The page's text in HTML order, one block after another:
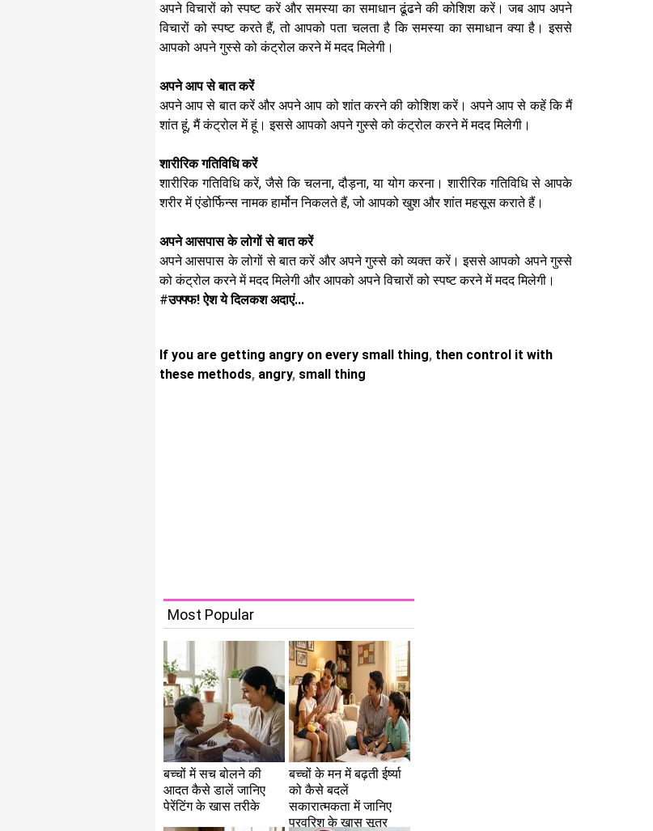
अपने विचारों को स्पष्ट करें और समस्या का समाधान ढूंढने की कोशिश करें। जब आप अपने
विचारों को स्पष्ट करते हैं, तो आपको पता चलता है कि समस्या का समाधान क्या है। इससे
आपको अपने गुस्से को कंट्रोल करने में मदद मिलेगी।
अपने आप से बात करें
अपने आप से बात करें और अपने आप को शांत करने की कोशिश करें। अपने आप से कहें कि मैं
शांत हूं, मैं कंट्रोल में हूं। इससे आपको अपने गुस्से को कंट्रोल करने में मदद मिलेगी।
शारीरिक गतिविधि करें
शारीरिक गतिविधि करें, जैसे कि चलना, दौड़ना, या योग करना। शारीरिक गतिविधि से आपके
शरीर में एंडोर्फिन्स नामक हार्मोन निकलते हैं, जो आपको खुश और शांत महसूस कराते हैं।
अपने आसपास के लोगों से बात करें
अपने आसपास के लोगों से बात करें और अपने गुस्से को व्यक्त करें। इससे आपको अपने गुस्से
को कंट्रोल करने में मदद मिलेगी और आपको अपने विचारों को स्पष्ट करने में मदद मिलेगी।
#उफ्फ्फ! ऐश ये दिलकश अदाएं...
If you are getting angry on every small thing, then control it with
these methods, angry, small thing
Most Popular
बच्चों में सच बोलने की
आदत कैसे डालें जानिए
पेरेंटिंग के खास तरीके
बच्चों के मन में बढ़ती ईर्ष्या
को कैसे बदलें
सकारात्मकता में जानिए
परवरिश के खास सूत्र